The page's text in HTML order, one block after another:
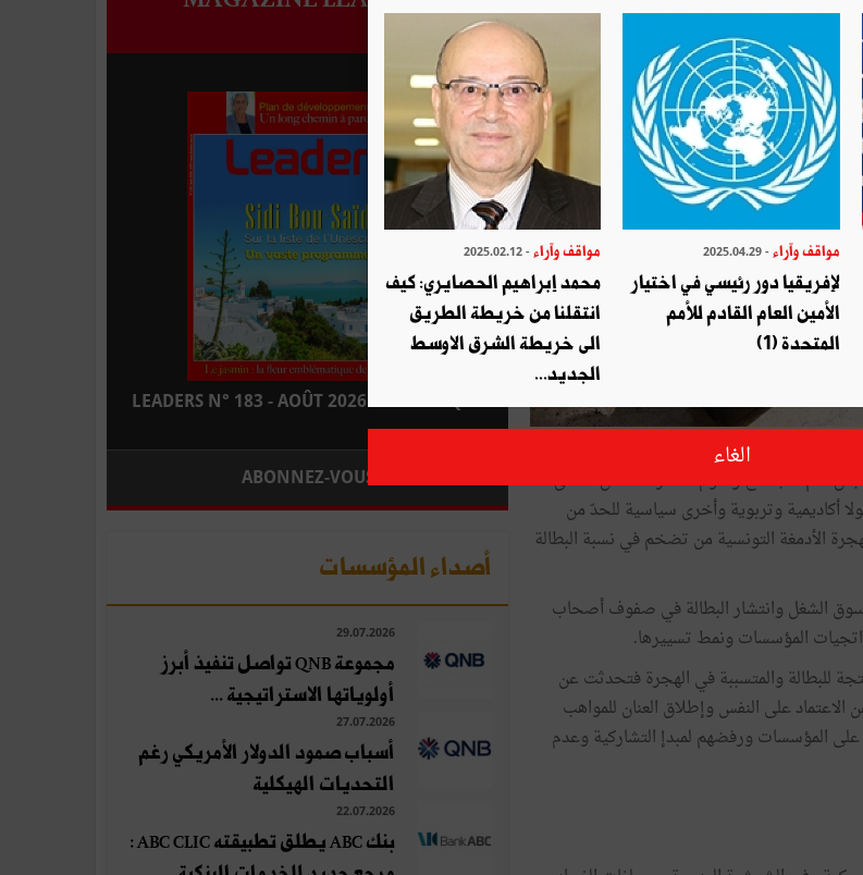
المهاجرين التونسيين إلى الخارج منذ سنة 2009 إلى سنة 2014 هم من حاملي الشهادات العليا وفق إحصائيات المعهد
علم الاجتماع وعلوم التصرف خلال منتدى
اقترحت رياض الزغل حلولا أكاديمية وتربوية وأخرى سياسية للحدّ من
الأدمغة التونسية من تضخم في نسبة البطالة
الشغل وانتشار البطالة في صفوف أصحاب
المؤسسات ونمط تسييرها.
للبطالة والمتسببة في الهجرة فتحدثت عن
على النفس وإطلاق العنان للمواهب
المؤسسات ورفضهم لمبدإ التشاركية وعدم
LEADERS N° 183 - AOÛT 2026 : EN KIOSQUE
ABONNEZ-VOUS
أصداء المؤسسات
29.07.2026
مجموعة QNB تواصل تنفيذ أبرز
أولوياتها الاستراتيجية ...
27.07.2026
أسباب صمود الدولار الأمريكي رغم
التحديات الهيكلية
22.07.2026
بنك ABC يطلق تطبيقته ABC CLIC :
مواقف وآراء - 2025.04.29
لإفريقيا دور رئيسي في اختيار
الأمين العام القادم للأمم
المتحدة (1)
مواقف وآراء- 2025.02.12
محمد إبراهيم الحصايري: كيف
انتقلنا من خريطة الطريق
الى خريطة الشرق الاوسط
الجديد...
الغاء